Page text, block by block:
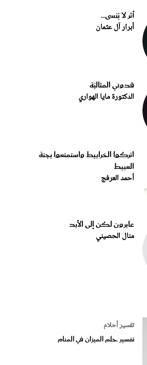
أثر لا يُنسى..
أبرار آل عثمان
قدوتي المثاليّة
الدكتورة مايا الهواري
اتركوا الخرابيط واستمتعوا بجنة
العبيط
أحمد العرفج
عابرون لكن إلى الأبد
منال الحصيني
تفسير أحلام
تفسير حلم الميزان في المنام